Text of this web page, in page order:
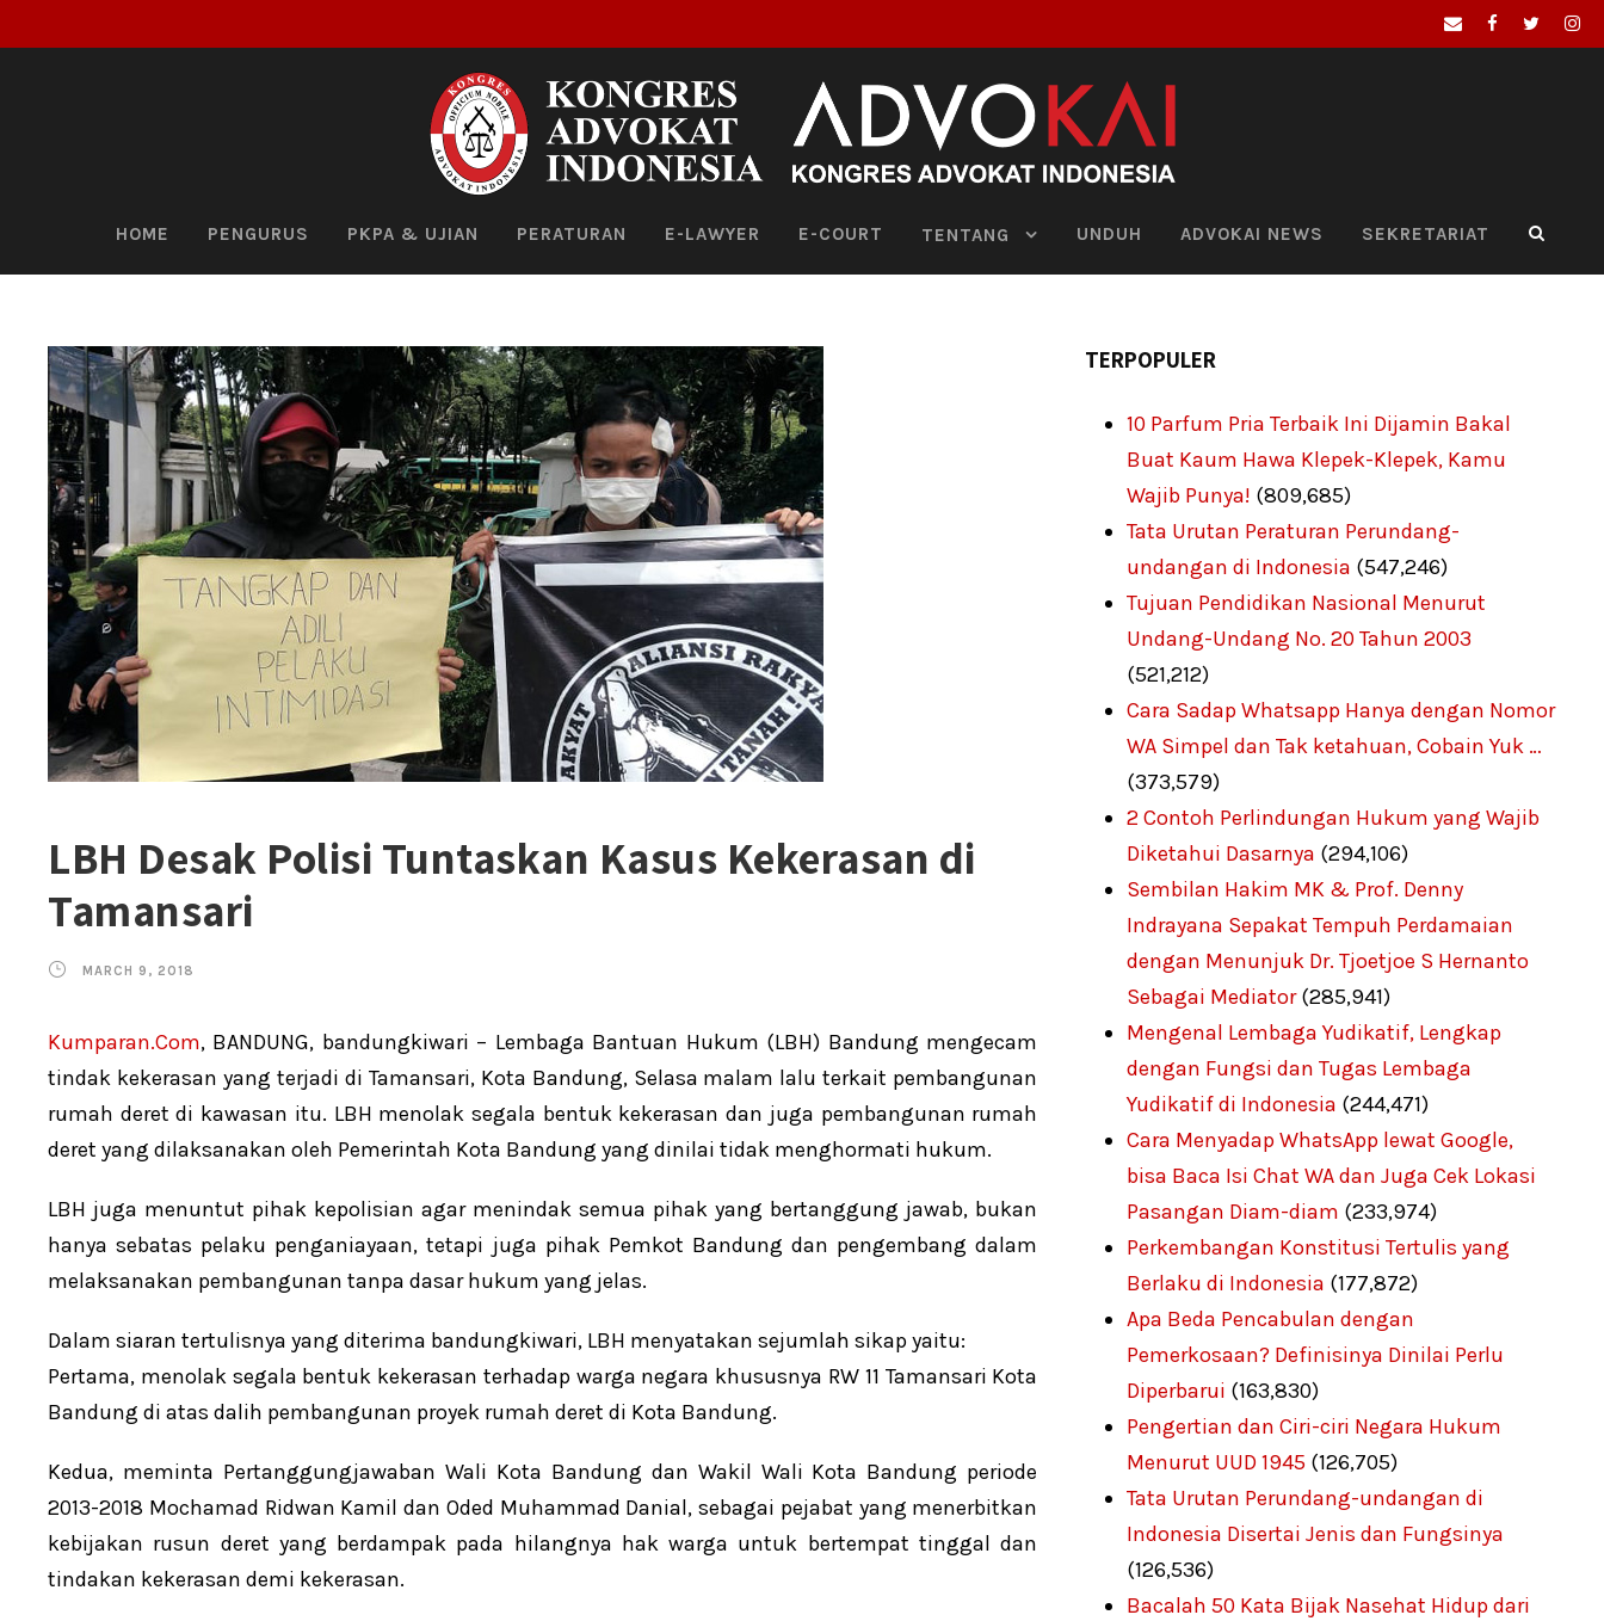
HOME PENGURUS PKPA & UJIAN PERATURAN E-LAWYER E-COURT TENTANG UNDUH ADVOKAI NEWS SEKRETARIAT
LBH Desak Polisi Tuntaskan Kasus Kekerasan di
Tamansari
MARCH 9, 2018
Kumparan.Com, BANDUNG, bandungkiwari – Lembaga Bantuan Hukum (LBH) Bandung mengecam
tindak kekerasan yang terjadi di Tamansari, Kota Bandung, Selasa malam lalu terkait pembangunan
rumah deret di kawasan itu. LBH menolak segala bentuk kekerasan dan juga pembangunan rumah
deret yang dilaksanakan oleh Pemerintah Kota Bandung yang dinilai tidak menghormati hukum.
LBH juga menuntut pihak kepolisian agar menindak semua pihak yang bertanggung jawab, bukan
hanya sebatas pelaku penganiayaan, tetapi juga pihak Pemkot Bandung dan pengembang dalam
melaksanakan pembangunan tanpa dasar hukum yang jelas.
Dalam siaran tertulisnya yang diterima bandungkiwari, LBH menyatakan sejumlah sikap yaitu:
Pertama, menolak segala bentuk kekerasan terhadap warga negara khususnya RW 11 Tamansari Kota
Bandung di atas dalih pembangunan proyek rumah deret di Kota Bandung.
Kedua, meminta Pertanggungjawaban Wali Kota Bandung dan Wakil Wali Kota Bandung periode
2013-2018 Mochamad Ridwan Kamil dan Oded Muhammad Danial, sebagai pejabat yang menerbitkan
kebijakan rusun deret yang berdampak pada hilangnya hak warga untuk bertempat tinggal dan
tindakan kekerasan demi kekerasan.
TERPOPULER
10 Parfum Pria Terbaik Ini Dijamin Bakal
Buat Kaum Hawa Klepek-Klepek, Kamu
Wajib Punya! (809,685)
Tata Urutan Peraturan Perundang-
undangan di Indonesia (547,246)
Tujuan Pendidikan Nasional Menurut
Undang-Undang No. 20 Tahun 2003
(521,212)
Cara Sadap Whatsapp Hanya dengan Nomor
WA Simpel dan Tak ketahuan, Cobain Yuk …
(373,579)
2 Contoh Perlindungan Hukum yang Wajib
Diketahui Dasarnya (294,106)
Sembilan Hakim MK & Prof. Denny
Indrayana Sepakat Tempuh Perdamaian
dengan Menunjuk Dr. Tjoetjoe S Hernanto
Sebagai Mediator (285,941)
Mengenal Lembaga Yudikatif, Lengkap
dengan Fungsi dan Tugas Lembaga
Yudikatif di Indonesia (244,471)
Cara Menyadap WhatsApp lewat Google,
bisa Baca Isi Chat WA dan Juga Cek Lokasi
Pasangan Diam-diam (233,974)
Perkembangan Konstitusi Tertulis yang
Berlaku di Indonesia (177,872)
Apa Beda Pencabulan dengan
Pemerkosaan? Definisinya Dinilai Perlu
Diperbarui (163,830)
Pengertian dan Ciri-ciri Negara Hukum
Menurut UUD 1945 (126,705)
Tata Urutan Perundang-undangan di
Indonesia Disertai Jenis dan Fungsinya
(126,536)
Bacalah 50 Kata Bijak Nasehat Hidup dari